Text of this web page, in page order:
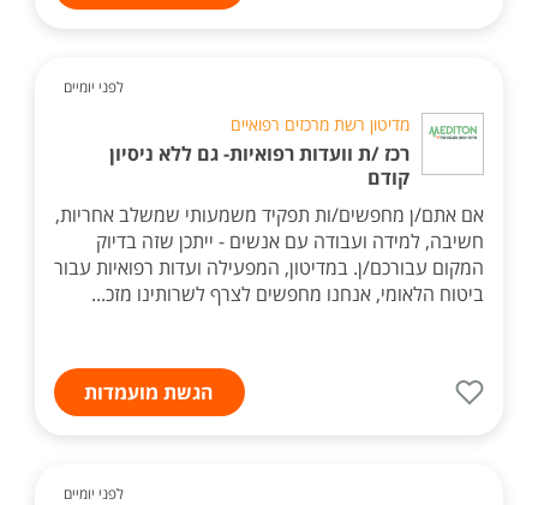
לפני יומיים
מדיטון רשת מרכזים רפואיים
רכז /ת וועדות רפואיות- גם ללא ניסיון
קודם
אם אתם/ן מחפשים/ות תפקיד משמעותי שמשלב אחריות,
חשיבה, למידה ועבודה עם אנשים - ייתכן שזה בדיוק
המקום עבורכם/ן. במדיטון, המפעילה ועדות רפואיות עבור
ביטוח הלאומי, אנחנו מחפשים לצרף לשרותינו מזכ...
הגשת מועמדות
לפני יומיים